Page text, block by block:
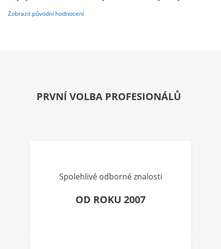
Zobrazit původní hodnocení
PRVNÍ VOLBA PROFESIONÁLŮ
Spolehlivé odborné znalosti
OD ROKU 2007